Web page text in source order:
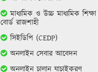
মাধ্যমিক ও উচ্চ মাধ্যমিক শিক্ষা
বোর্ড রাজশাহী
সিইডিপি (CEDP)
অনলাইন সেবার আবেদন
অনলাইন চালান যাচাইকরণ